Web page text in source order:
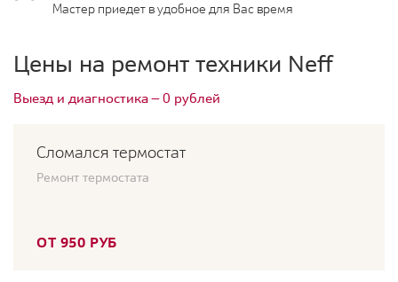
Мастер приедет в удобное для Вас время
Цены на ремонт техники Neff
Выезд и диагностика — 0 рублей
Сломался термостат
Ремонт термостата
ОТ 950 РУБ